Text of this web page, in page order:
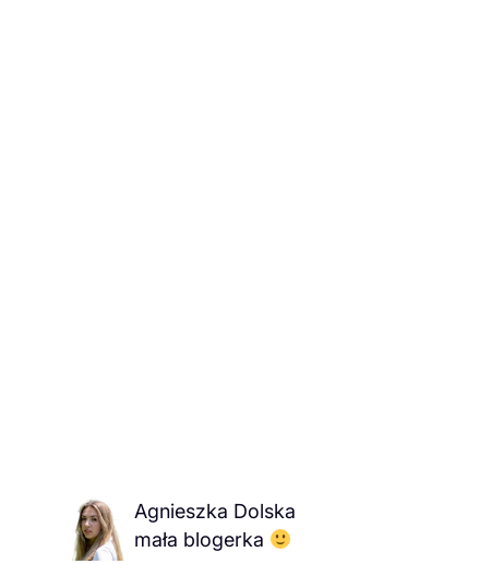
Agnieszka Dolska
mała blogerka